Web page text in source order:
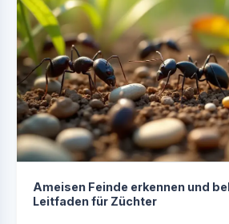
Ameisen Feinde erkennen und
Leitfaden für Züchter